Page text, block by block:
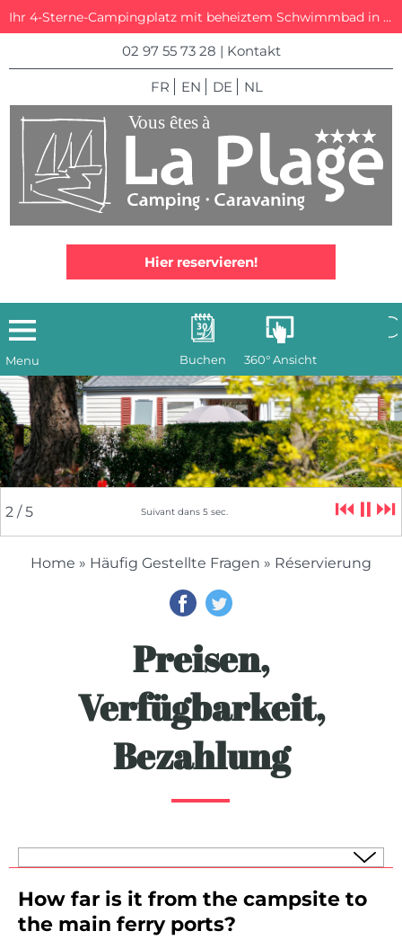
Ihr 4-Sterne-Campingplatz mit beheiztem Schwimmbad in La Trinité-sur-Mer
02 97 55 73 28 | Kontakt
FR EN DE NL
Buchen 360° Ansicht
Hier reservieren!
2 / 5 Suivant dans 5sec. ⏮ ⏸ ⏭
Menu
Home » Häufig Gestellte Fragen » Réservierung
Preisen,
Verfügbarkeit,
Bezahlung
How far is it from the campsite to
the main ferry ports?